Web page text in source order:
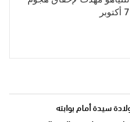
7 أكتوبر
سيدة أمام بوابته